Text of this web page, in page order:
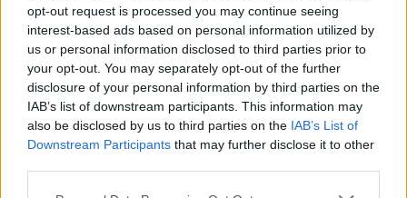
opt-out request is processed you may continue seeing
interest-based ads based on personal information utilized by
us or personal information disclosed to third parties prior to
your opt-out. You may separately opt-out of the further
disclosure of your personal information by third parties on the
IAB’s list of downstream participants. This information may
also be disclosed by us to third parties on the IAB’s List of
Downstream Participants that may further disclose it to other